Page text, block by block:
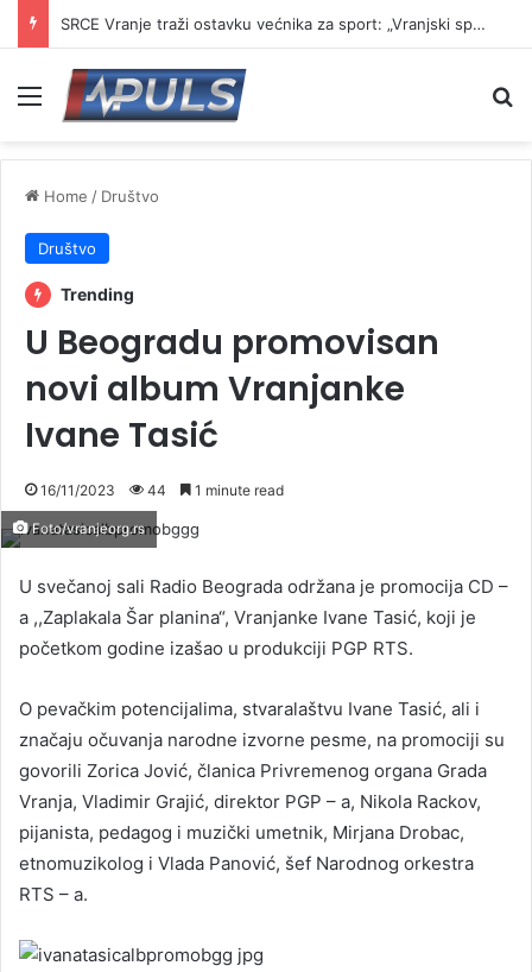
SRCE Vranje traži ostavku većnika za sport: „Vranjski sport na ivici kolapsa“
Menu
Home / Društvo
Društvo
Trending
U Beogradu promovisan
novi album Vranjanke
Ivane Tasić
16/11/2023 44 1 minute read
Foto/vranjeorg.rs
U svečanoj sali Radio Beograda održana je promocija CD –
a ,,Zaplakala Šar planina“, Vranjanke Ivane Tasić, koji je
početkom godine izašao u produkciji PGP RTS.
O pevačkim potencijalima, stvaralaštvu Ivane Tasić, ali i
značaju očuvanja narodne izvorne pesme, na promociji su
govorili Zorica Jović, članica Privremenog organa Grada
Vranja, Vladimir Grajić, direktor PGP – a, Nikola Rackov,
pijanista, pedagog i muzički umetnik, Mirjana Drobac,
etnomuzikolog i Vlada Panović, šef Narodnog orkestra
RTS – a.